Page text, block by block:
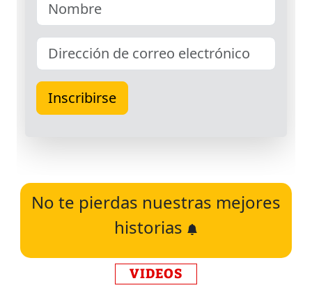
No te pierdas nuestras mejores
historias
VIDEOS